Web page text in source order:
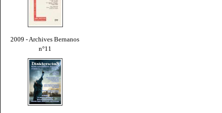
2009 - Archives Bernanos
n°11